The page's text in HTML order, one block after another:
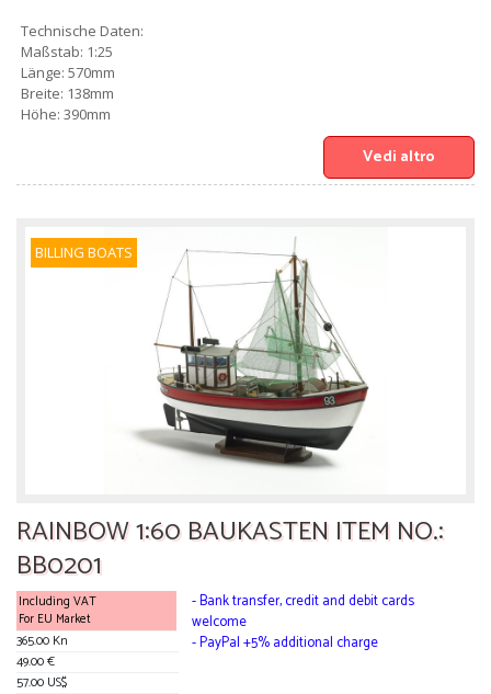
Technische Daten:
Maßstab: 1:25
Länge: 570mm
Breite: 138mm
Höhe: 390mm
Vedi altro
BILLING BOATS
RAINBOW 1:60 BAUKASTEN ITEM NO.:
BB0201
Including VAT
For EU Market
365.00 Kn
49.00 €
57.00 US$
- Bank transfer, credit and debit cards
welcome
- PayPal +5% additional charge